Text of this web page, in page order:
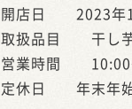
開店日 2023年
取扱品目 干し芋
営業時間 10:00
定休日 年末年